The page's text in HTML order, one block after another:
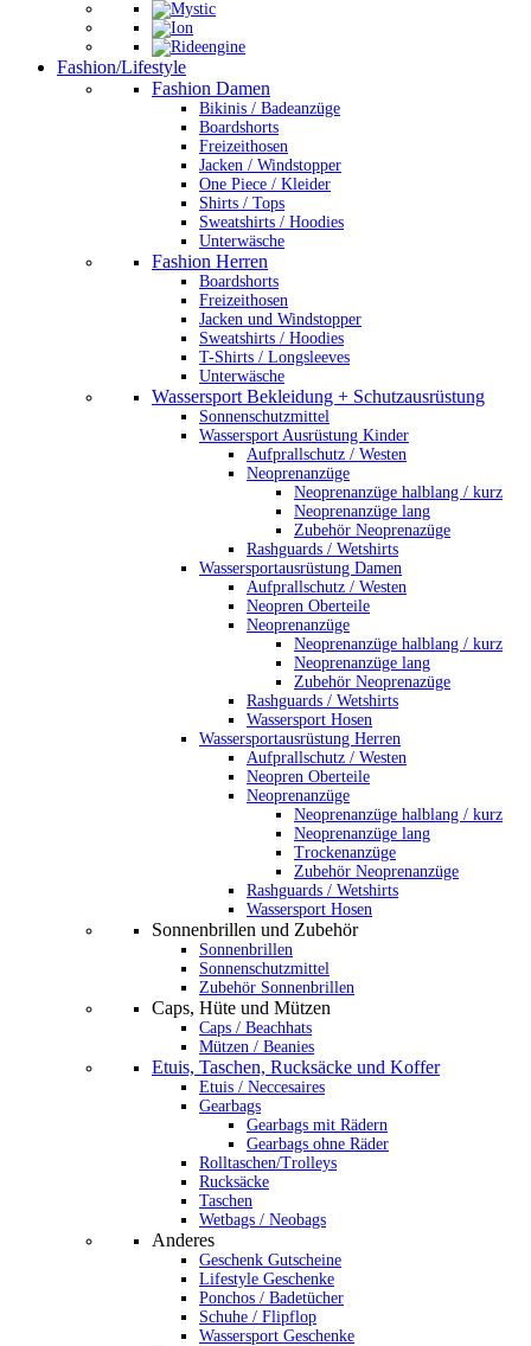
Fashion/Lifestyle
Fashion Damen
Bikinis / Badeanzüge
Boardshorts
Freizeithosen
Jacken / Windstopper
One Piece / Kleider
Shirts / Tops
Sweatshirts / Hoodies
Unterwäsche
Fashion Herren
Boardshorts
Freizeithosen
Jacken und Windstopper
Sweatshirts / Hoodies
T-Shirts / Longsleeves
Unterwäsche
Wassersport Bekleidung + Schutzausrüstung
Sonnenschutzmittel
Wassersport Ausrüstung Kinder
Aufprallschutz / Westen
Neoprenanzüge
Neoprenanzüge halblang / kurz
Neoprenanzüge lang
Zubehör Neoprenazüge
Rashguards / Wetshirts
Wassersportausrüstung Damen
Aufprallschutz / Westen
Neopren Oberteile
Neoprenanzüge
Neoprenanzüge halblang / kurz
Neoprenanzüge lang
Zubehör Neoprenazüge
Rashguards / Wetshirts
Wassersport Hosen
Wassersportausrüstung Herren
Aufprallschutz / Westen
Neopren Oberteile
Neoprenanzüge
Neoprenanzüge halblang / kurz
Neoprenanzüge lang
Trockenanzüge
Zubehör Neoprenanzüge
Rashguards / Wetshirts
Wassersport Hosen
Sonnenbrillen und Zubehör
Sonnenbrillen
Sonnenschutzmittel
Zubehör Sonnenbrillen
Caps, Hüte und Mützen
Caps / Beachhats
Mützen / Beanies
Etuis, Taschen, Rucksäcke und Koffer
Etuis / Neccesaires
Gearbags
Gearbags mit Rädern
Gearbags ohne Räder
Rolltaschen/Trolleys
Rucksäcke
Taschen
Wetbags / Neobags
Anderes
Geschenk Gutscheine
Lifestyle Geschenke
Ponchos / Badetücher
Schuhe / Flipflop
Wassersport Geschenke